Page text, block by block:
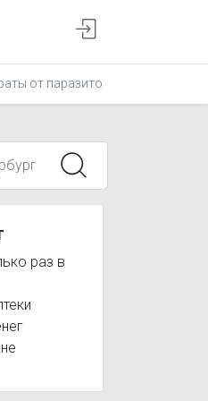
от паразитов
раз в